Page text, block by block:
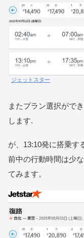
ジェットスター
またプラン選択がで
します.
が、13:10発に搭乗す
前中の行動時間は少
てみます。